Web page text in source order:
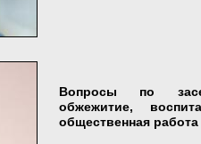
Вопросы по
обжежитие,
общественная работа